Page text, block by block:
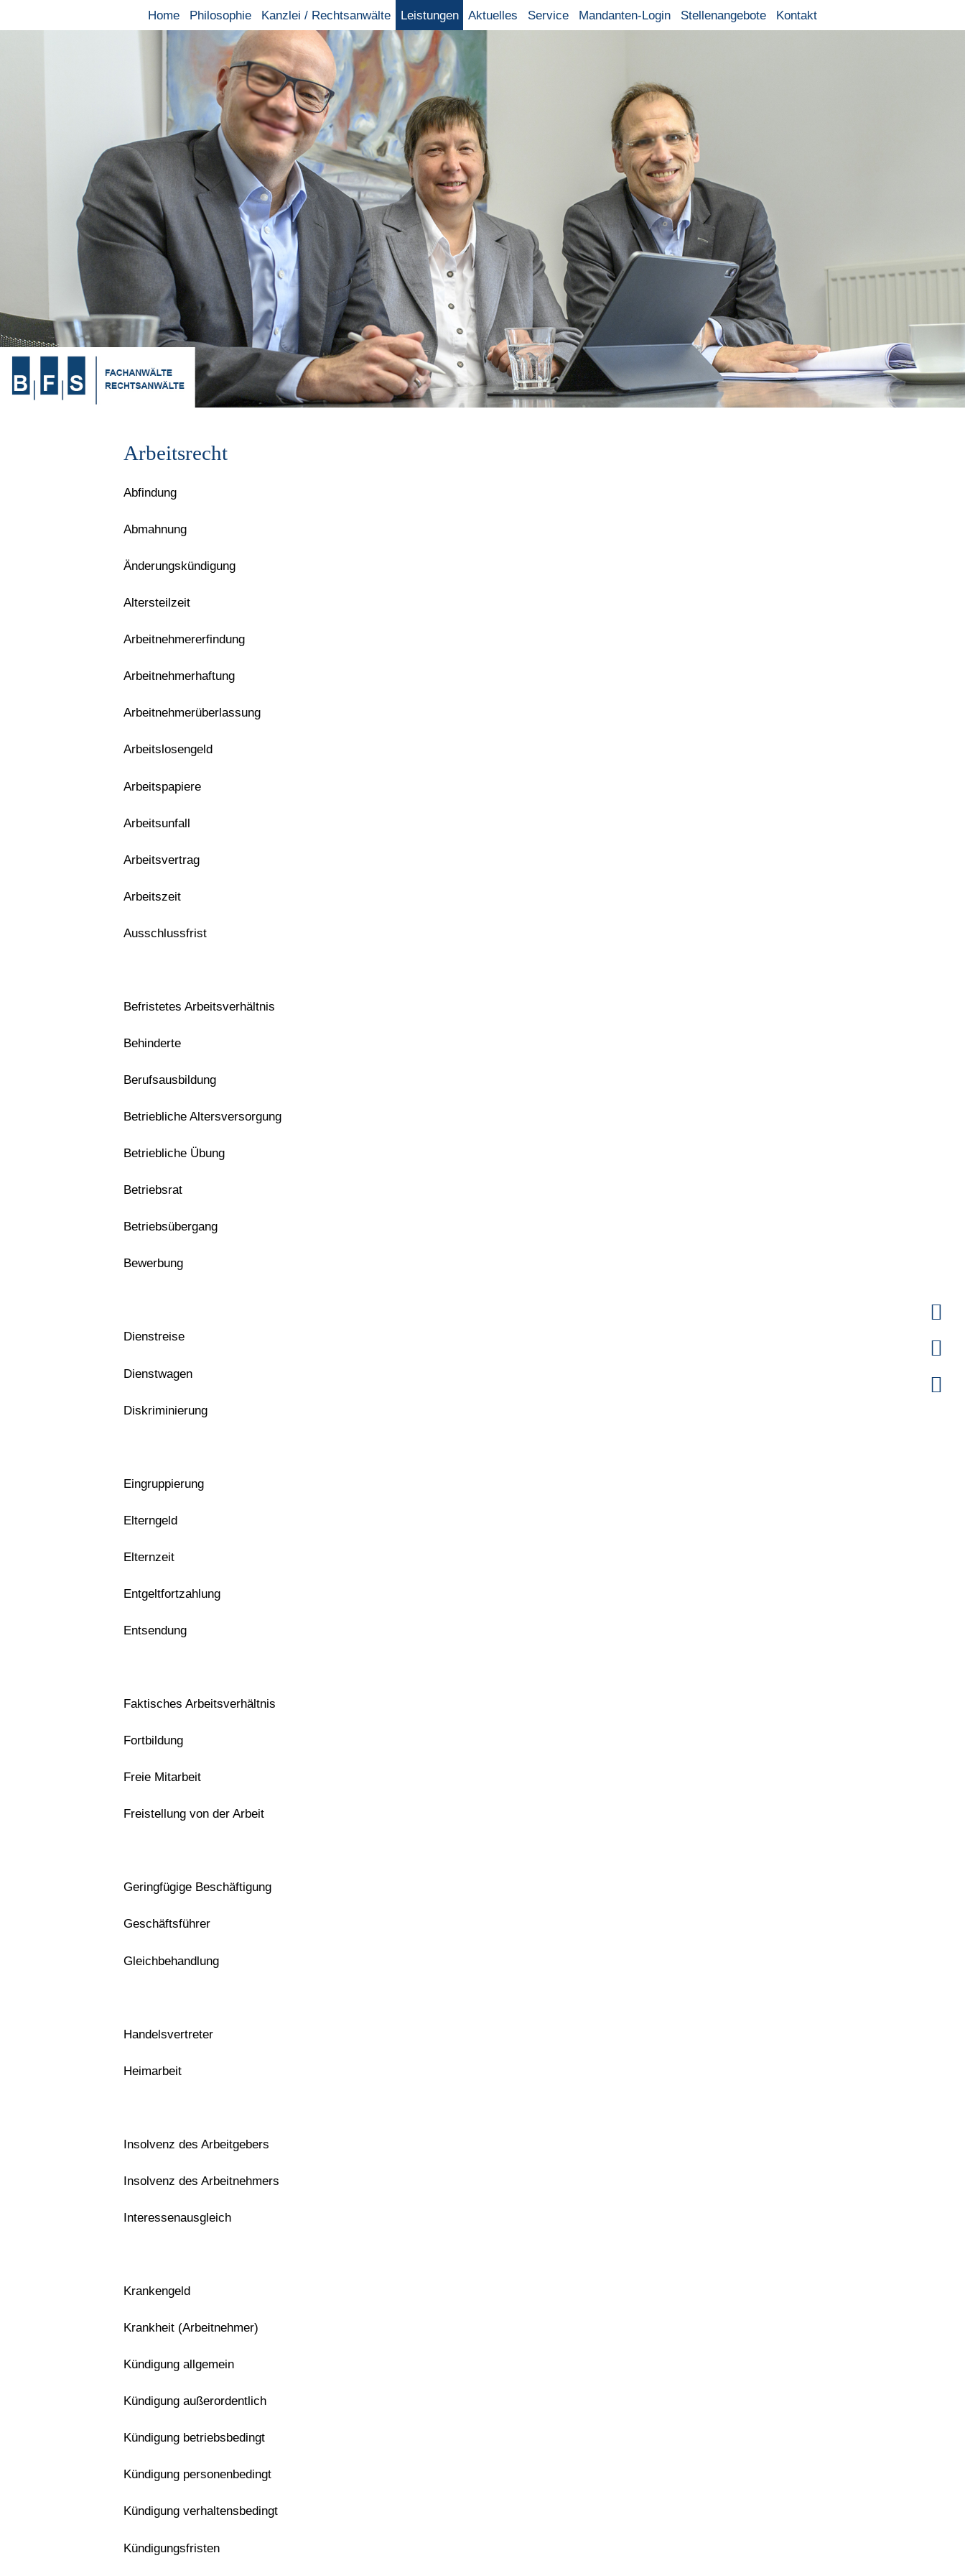
Home Philosophie Kanzlei / Rechtsanwälte Leistungen Aktuelles Service Mandanten-Login Stellenangebote Kontakt
Arbeitsrecht
Abfindung
Abmahnung
Änderungskündigung
Altersteilzeit
Arbeitnehmererfindung
Arbeitnehmerhaftung
Arbeitnehmerüberlassung
Arbeitslosengeld
Arbeitspapiere
Arbeitsunfall
Arbeitsvertrag
Arbeitszeit
Ausschlussfrist
Befristetes Arbeitsverhältnis
Behinderte
Berufsausbildung
Betriebliche Altersversorgung
Betriebliche Übung
Betriebsrat
Betriebsübergang
Bewerbung
Dienstreise
Dienstwagen
Diskriminierung
Eingruppierung
Elterngeld
Elternzeit
Entgeltfortzahlung
Entsendung
Faktisches Arbeitsverhältnis
Fortbildung
Freie Mitarbeit
Freistellung von der Arbeit
Geringfügige Beschäftigung
Geschäftsführer
Gleichbehandlung
Handelsvertreter
Heimarbeit
Insolvenz des Arbeitgebers
Insolvenz des Arbeitnehmers
Interessenausgleich
Krankengeld
Krankheit (Arbeitnehmer)
Kündigung allgemein
Kündigung außerordentlich
Kündigung betriebsbedingt
Kündigung personenbedingt
Kündigung verhaltensbedingt
Kündigungsfristen